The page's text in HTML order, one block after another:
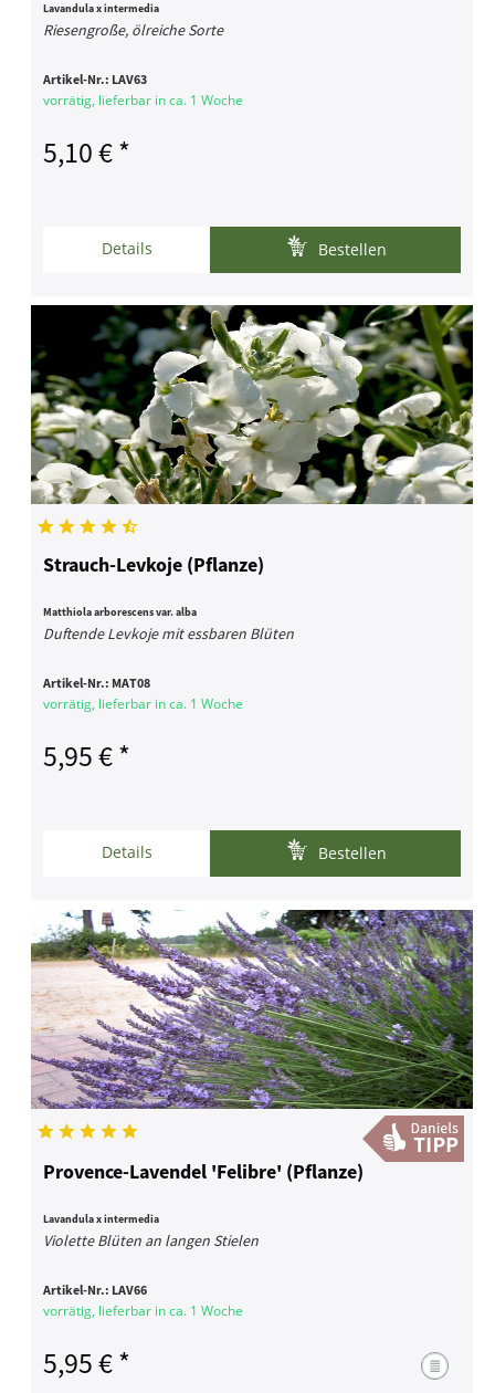
Lavandula x intermedia
Riesengroße, ölreiche Sorte
Artikel-Nr.: LAV63
vorrätig, lieferbar in ca. 1 Woche
5,10 € *
Details Bestellen
Strauch-Levkoje (Pflanze)
Matthiola arborescens var. alba
Duftende Levkoje mit essbaren Blüten
Artikel-Nr.: MAT08
vorrätig, lieferbar in ca. 1 Woche
5,95 € *
Details Bestellen
Provence-Lavendel 'Felibre' (Pflanze)
Lavandula x intermedia
Violette Blüten an langen Stielen
Artikel-Nr.: LAV66
vorrätig, lieferbar in ca. 1 Woche
5,95 € *